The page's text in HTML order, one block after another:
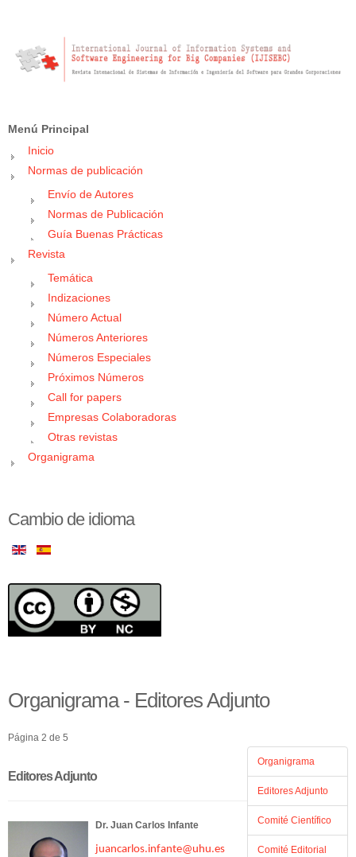
Menú Principal
Inicio
Normas de publicación
Envío de Autores
Normas de Publicación
Guía Buenas Prácticas
Revista
Temática
Indizaciones
Número Actual
Números Anteriores
Números Especiales
Próximos Números
Call for papers
Empresas Colaboradoras
Otras revistas
Organigrama
Cambio de idioma
Organigrama - Editores Adjunto
Organigrama
Editores Adjunto
Comité Científico
Comité Editorial
Página 2 de 5
Editores Adjunto
Dr. Juan Carlos Infante
juancarlos.infante@uhu.es